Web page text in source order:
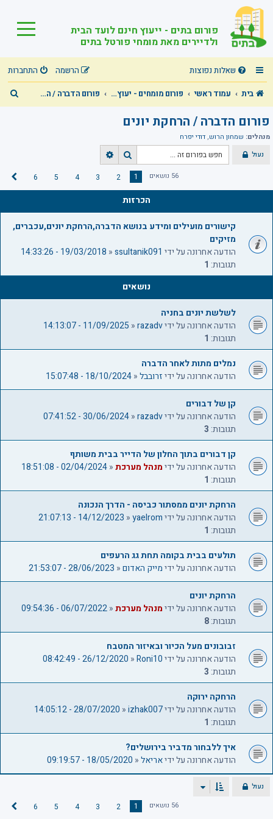
פורום בתים - ייעוץ חינם לועד הבית
ולדיירים מאת מומחי פורטל בתים
שאלות נפוצות התחברות
הרשמה
בית
עמוד ראשי פורום מומחים - יעוץ מקצועי חינם בכל תחומי הבית המשותף! פורום הדברה / הרחקת יונים
י
פורום הדברה / הרחקת יונים
מנהלים: שמחון הרוש, דודי יפרח
נעול
ח
ו
ש
ח
ו
מ
ת
ם
56 נושאים 1
2
3
4
5
6
ב
הכרזות
קישורים מועילים ומידע בנושא הדברה,הרחקת יונים,עכברים,
מזיקים
הודעה אחרונה על ידי ssultanik091
«
19/03/2018 - 14:33:26
תגובות: 1
נושאים
לשלשת יונים בחניה
הודעה אחרונה על ידיrazadv
«
11/09/2025 - 14:13:07
תגובות: 1
נמלים מתות לאחר הדברה
הודעה אחרונה על ידיזרובבל«
18/10/2024 - 15:07:48
קן של דבורים
הודעה אחרונה על ידיrazadv
«
30/06/2024 - 07:41:52
תגובות: 3
קן דבורים בתוך החלון של הדייר בבית משותף
הודעה אחרונה על ידימנהל מערכת«
02/04/2024 - 18:51:08
תגובות: 1
הרחקת יונים ממסתור כביסה - הדרך הנכונה
הודעה אחרונה על ידיyaelrom
«
14/12/2023 - 21:07:13
תגובות: 1
תולעים בבית בקומה תחת גג הרעפים
הודעה אחרונה על ידימייק האדום«
28/06/2023 - 21:53:07
הרחקת יונים
הודעה אחרונה על ידימנהל מערכת«
06/07/2022 - 09:54:36
תגובות:8
זבובונים מעל הכיור ובאיזור המטבח
הודעה אחרונה על ידיRoni10
«
26/12/2020 - 08:42:49
תגובות: 3
הרחקה ירוקה
הודעה אחרונה על ידיizhak007
«
28/07/2020 - 14:05:12
תגובות: 1
איך ללבחור מדביר בירושלים?
הודעה אחרונה על ידיאריאל«
18/05/2020 - 09:19:57
נעול
56 נושאים
1
2
3
4
5
6